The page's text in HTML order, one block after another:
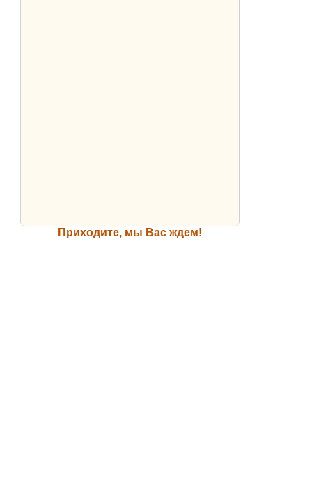
Приходите, мы Вас ждем!